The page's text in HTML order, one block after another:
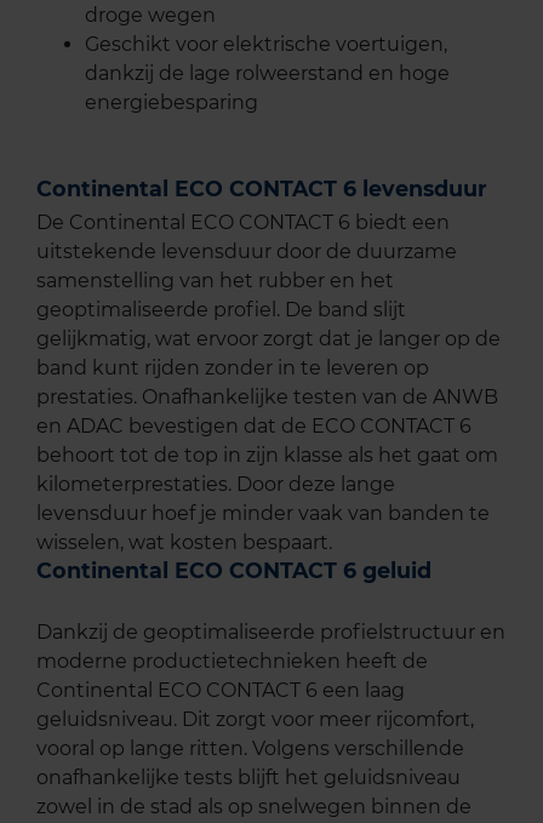
droge wegen
Geschikt voor elektrische voertuigen,
dankzij de lage rolweerstand en hoge
energiebesparing
Continental ECO CONTACT 6 levensduur
De Continental ECO CONTACT 6 biedt een
uitstekende levensduur door de duurzame
samenstelling van het rubber en het
geoptimaliseerde profiel. De band slijt
gelijkmatig, wat ervoor zorgt dat je langer op de
band kunt rijden zonder in te leveren op
prestaties. Onafhankelijke testen van de ANWB
en ADAC bevestigen dat de ECO CONTACT 6
behoort tot de top in zijn klasse als het gaat om
kilometerprestaties. Door deze lange
levensduur hoef je minder vaak van banden te
wisselen, wat kosten bespaart.
Continental ECO CONTACT 6 geluid
Dankzij de geoptimaliseerde profielstructuur en
moderne productietechnieken heeft de
Continental ECO CONTACT 6 een laag
geluidsniveau. Dit zorgt voor meer rijcomfort,
vooral op lange ritten. Volgens verschillende
onafhankelijke tests blijft het geluidsniveau
zowel in de stad als op snelwegen binnen de